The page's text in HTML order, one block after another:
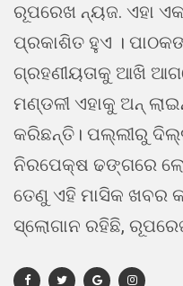
ରୂପରେଖ ନ୍ୟଜ. ଏହା
ପ୍ରକାଶିତ ହୁଏ ।
ଗ୍ରହଣୀୟତାକୁ ଆଖି
ମଣ୍ଡଳୀ ଏହାକୁ ଅନ୍
କରିଛନ୍ତି। ପଲ୍ଲୀରୁ
ନିରପେକ୍ଷ ଢଙ୍ଗରେ
ତେଣୁ ଏହି ମାସିକ ଖବର
ସ୍ଲୋଗାନ ରହିଛି,